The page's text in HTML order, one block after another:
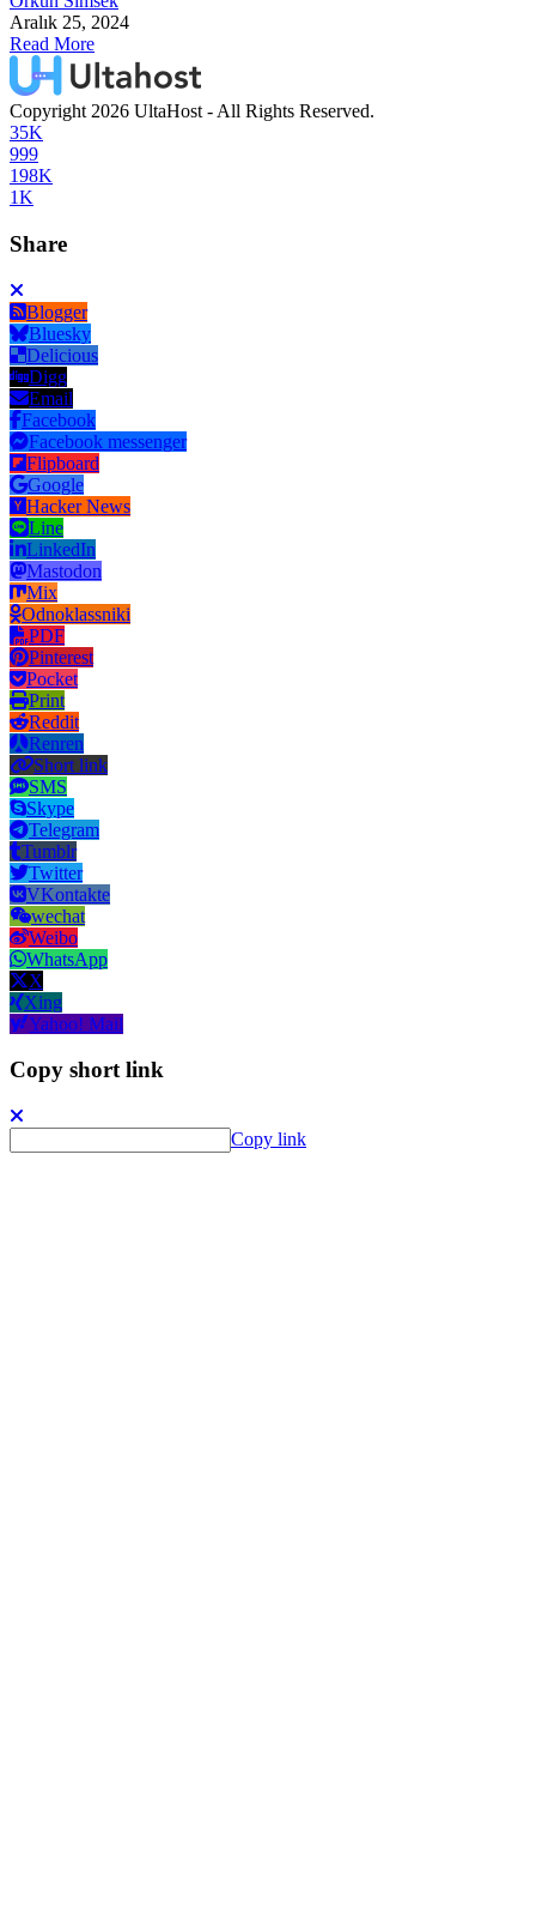
Aralık 25, 2024
Read More
Copyright 2026 UltaHost - All Rights Reserved.
35K
999
198K
1K
Share
Blogger
Bluesky
Delicious
Digg
Email
Facebook
Facebook messenger
Flipboard
Google
Hacker News
Line
LinkedIn
Mastodon
Mix
Odnoklassniki
PDF
Pinterest
Pocket
Print
Reddit
Renren
Short link
SMS
Skype
Telegram
Tumblr
Twitter
VKontakte
wechat
Weibo
WhatsApp
X
Xing
Yahoo! Mail
Copy short link
Copy link